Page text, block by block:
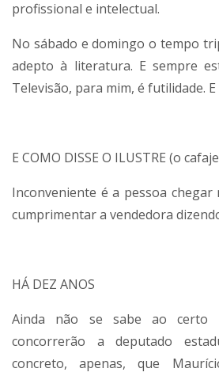
profissional e intelectual.
No sábado e domingo o tempo
adepto à literatura. E sempre
Televisão, para mim, é futilidade.
E COMO DISSE O ILUSTRE (o
Inconveniente é a pessoa
cumprimentar a vendedora
HÁ DEZ ANOS
Ainda não se sabe ao certo
concorrerão a deputado
concreto, apenas, que